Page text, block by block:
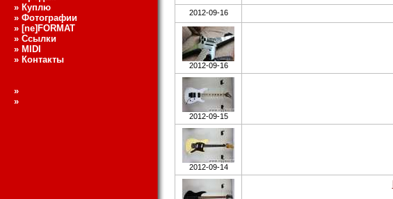
» Куплю
» Фотографии
» [ne]FORMAT
» Ссылки
» MIDI
» Контакты
»
»
2012-09-16
2012-09-16
2012-09-15
2012-09-14